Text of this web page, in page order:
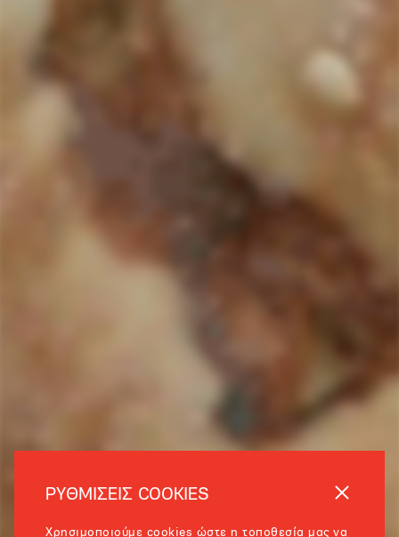
ΡΥΘΜΙΣΕΙΣ COOKIES
Χρησιμοποιούμε cookies ώστε η τοποθεσία μας να